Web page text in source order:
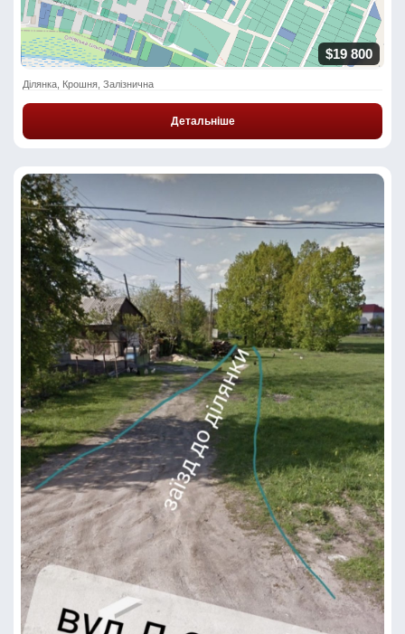
$19 800
Ділянка, Крошня, Залізнична
Детальніше